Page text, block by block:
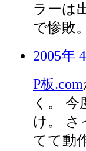
ラーは
で惨敗。
2005年
P板.com
く。 今
け。 さ
てて動